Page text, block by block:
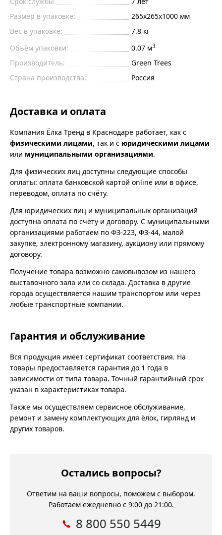
Размер в упаковке:
265х265х1000 мм
Вес в упаковке:
7.8 кг
Объём упаковки:
0.07 м3
Производитель:
Green Trees
Страна производства:
Россия
Доставка и оплата
Компания Ёлка Тренд в Краснодаре работает, как с
физическими лицами, так и с юридическими лицами
или муниципальными организациями.
Для физических лиц доступны следующие способы
оплаты: оплата банковской картой online или в офисе,
переводом, оплата по счёту.
Для юридических лиц и муниципальных организаций
доступна оплата по счёту и договору. С муниципальными
организациями работаем по ФЗ-223, ФЗ-44, малой
закупке, электронному магазину, аукциону или прямому
договору.
Получение товара возможно самовывозом из нашего
выставочного зала или со склада. Доставка в другие
города осуществляется нашим транспортом или через
любые транспортные компании.
Гарантия и обслуживание
Вся продукция имеет сертификат соответствия. На
товары предоставляется гарантия до 1 года в
зависимости от типа товара. Точный гарантийный срок
указан в характеристиках товара.
Также мы осуществляем сервисное обслуживание,
ремонт и замену комплектующих для ёлок, гирлянд и
других товаров.
Остались вопросы?
Ответим на ваши вопросы, поможем с выбором.
Работаем ежедневно с 9:00 до 21:00.
8 800 550 5449